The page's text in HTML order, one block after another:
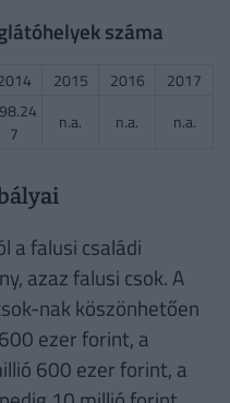
száma
2015 2016
2017
7
n.a. n.a. n.a.
a falusi családi
azaz falusi csok. A
nak köszönhetően
ezer forint, a
600 ezer forint, a